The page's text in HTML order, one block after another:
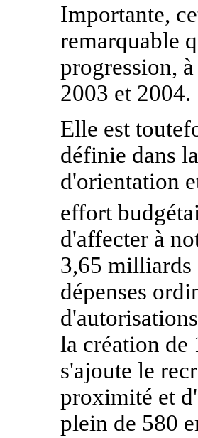
Importante,
remarquable
progression,
2003 et 2004.
Elle est
définie dans
d'orientation
effort
d'affecter à
3,65 milliards
dépenses
la création de
s'ajoute le
proximité et
plein de 580